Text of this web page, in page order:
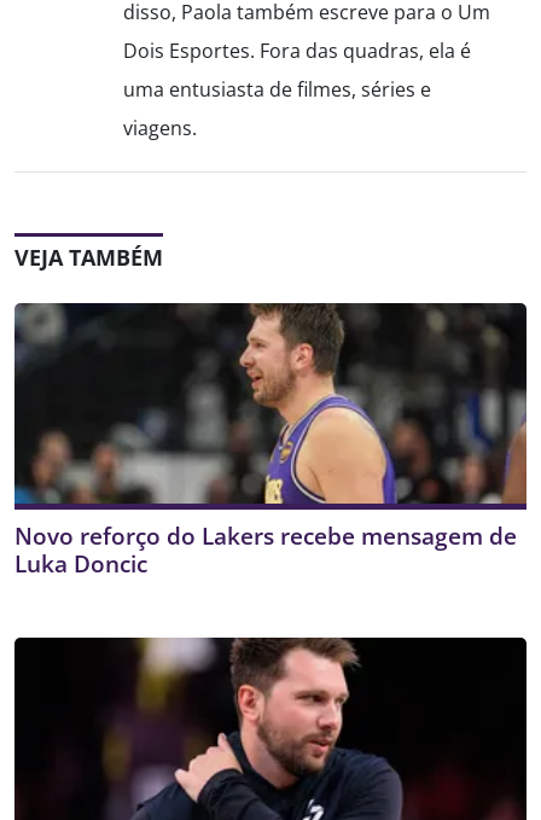
disso, Paola também escreve para o Um
Dois Esportes. Fora das quadras, ela é
uma entusiasta de filmes, séries e
viagens.
VEJA TAMBÉM
Novo reforço do Lakers recebe mensagem de
Luka Doncic